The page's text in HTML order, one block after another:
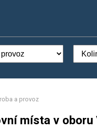
a provoz
místa v oboru